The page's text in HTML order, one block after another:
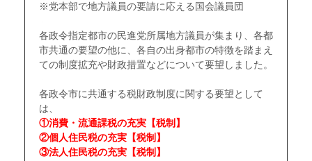
※党本部で地方議員の要請に応える国会議員団
各政令指定都市の民進党所属地方議員が集まり、各都
市共通の要望の他に、各自の出身都市の特徴を踏まえ
ての制度拡充や財政措置などについて要望しました。
各政令市に共通する税財政制度に関する要望として
は、
①消費・流通課税の充実【税制】
②個人住民税の充実【税制】
③法人住民税の充実【税制】